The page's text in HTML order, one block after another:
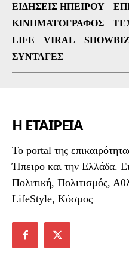
ΕΙΔΉΣΕΙΣ ΗΠΕΊΡΟΥ
ΚΙΝΗΜΑΤΟΓΡΆΦΟΣ
LIFE
VIRAL SHOWBIZ
ΣΥΝΤΑΓΈΣ
Η ΕΤΑΙΡΕΙΑ
To portal της
Ήπειρο και την Ελλάδα.
Πολιτική, Πολιτισμός,
LifeStyle, Κόσμος